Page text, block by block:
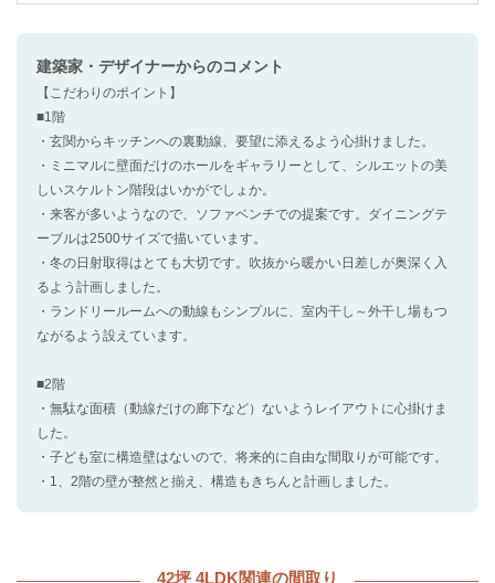
建築家・デザイナーからのコメント
【こだわりのポイント】
■1階
・玄関からキッチンへの裏動線、要望に添えるよう心掛けました。
・ミニマルに壁面だけのホールをギャラリーとして、シルエットの美
しいスケルトン階段はいかがでしょか。
・来客が多いようなので、ソファベンチでの提案です。ダイニングテ
ーブルは2500サイズで描いています。
・冬の日射取得はとても大切です。吹抜から暖かい日差しが奥深く入
るよう計画しました。
・ランドリールームへの動線もシンプルに、室内干し～外干し場もつ
ながるよう設えています。
■2階
・無駄な面積（動線だけの廊下など）ないようレイアウトに心掛けま
した。
・子ども室に構造壁はないので、将来的に自由な間取りが可能です。
・1、2階の壁が整然と揃え、構造もきちんと計画しました。
42坪 4LDK関連の間取り